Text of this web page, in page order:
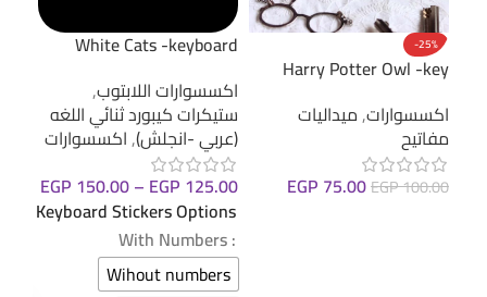
-25%
Harry Potter Owl -key
اكسسوارات,ميداليات
مفاتيح
EGP100.00
EGP 75.00
White Cats -keyboard
اكسسوارات اللابتوب,
ستيكرات كيبورد ثنائي اللغه
(عربي -انجلش),اكسسوارات
EGP 125.00
–
EGP 150.00
Keyboard Stickers Options
: With Numbers
Wihout numbers